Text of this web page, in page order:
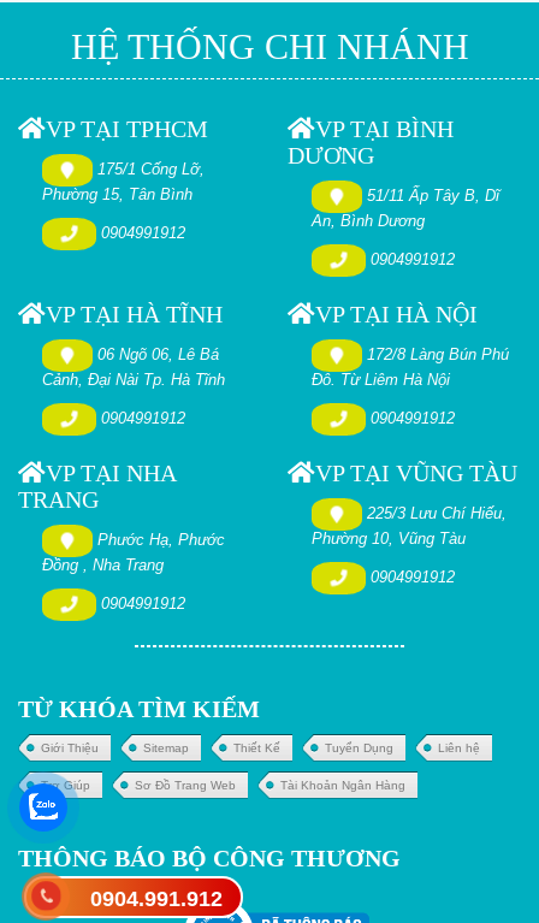
HỆ THỐNG CHI NHÁNH
VP TẠI TPHCM
175/1 Cống Lỡ,
Phường 15, Tân Bình
0904991912
VP TẠI BÌNH
DƯƠNG
51/11 Ấp Tây B, Dĩ
An, Bình Dương
0904991912
VP TẠI HÀ TĨNH
06 Ngõ 06, Lê Bá
Cảnh, Đại Nài Tp. Hà Tĩnh
0904991912
VP TẠI HÀ NỘI
172/8 Làng Bún Phú
Đô. Từ Liêm Hà Nội
0904991912
VP TẠI NHA
TRANG
Phước Hạ, Phước
Đồng , Nha Trang
0904991912
VP TẠI VŨNG TÀU
225/3 Lưu Chí Hiếu,
Phường 10, Vũng Tàu
0904991912
TỪ KHÓA TÌM KIẾM
Giới Thiệu Sitemap Thiết Kế Tuyển Dụng Liên hệ
Trợ Giúp Sơ Đồ Trang Web Tài Khoản Ngân Hàng
THÔNG BÁO BỘ CÔNG THƯƠNG
0904.991.912